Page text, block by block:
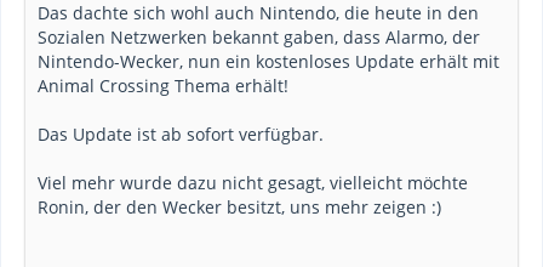
Das dachte sich wohl auch Nintendo, die heute in den
Sozialen Netzwerken bekannt gaben, dass Alarmo, der
Nintendo-Wecker, nun ein kostenloses Update erhält mit
Animal Crossing Thema erhält!
Das Update ist ab sofort verfügbar.
Viel mehr wurde dazu nicht gesagt, vielleicht möchte
Ronin, der den Wecker besitzt, uns mehr zeigen :)